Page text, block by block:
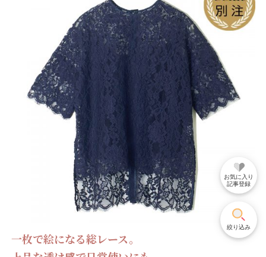
一枚で絵になる総レース。
お気に入り
記事登録
絞り込み